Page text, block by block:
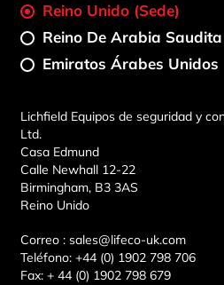
Reino Unido (sede)
Reino De Arabia Saudita
Emiratos Árabes Unidos
Lichfield Equipos de seguridad y
Ltd.
Casa Edmund
Calle Newhall 12-22
Birmingham, B3 3AS
Reino Unido
Correo :sales@lifeco-uk.com
Teléfono: +44 (0) 1902 798 706
Fax:+ 44 (0) 1902 798 679